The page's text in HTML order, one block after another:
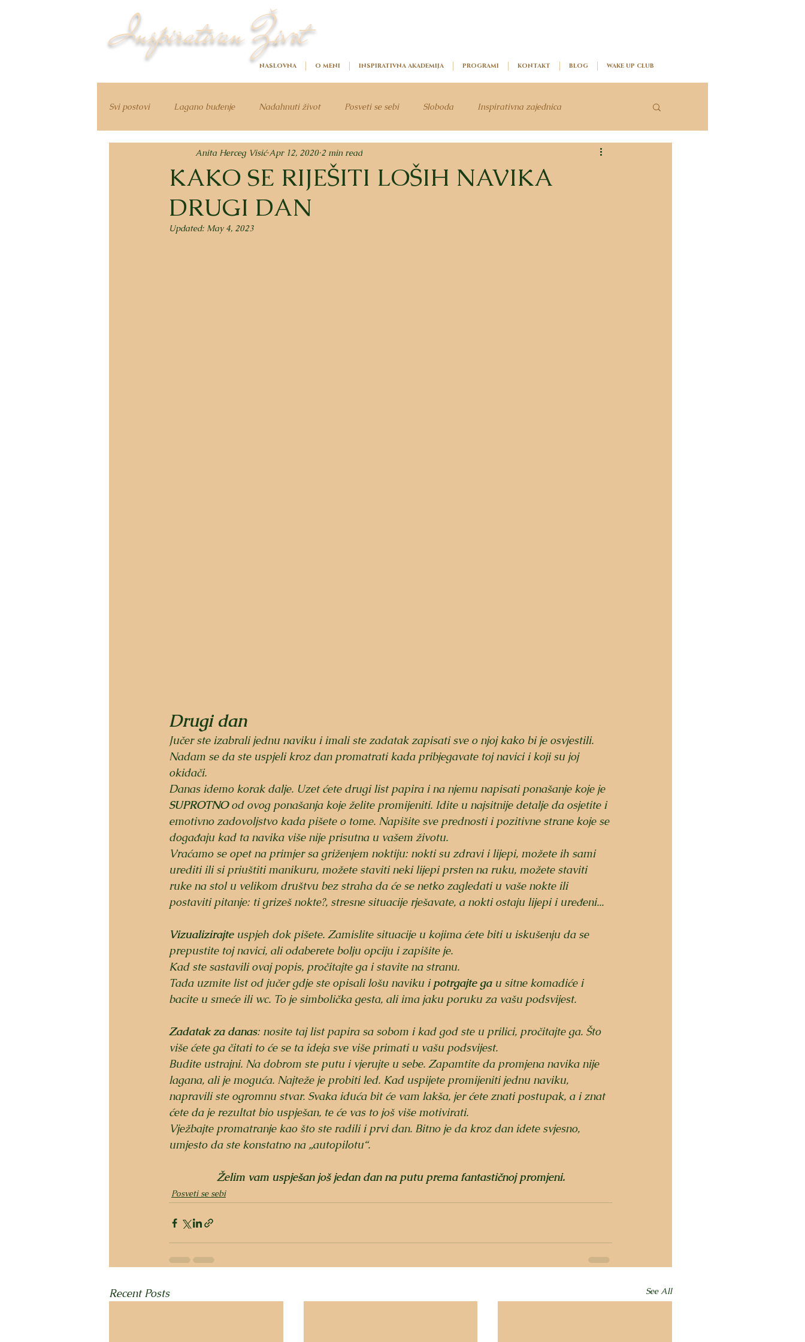
Inspirativan Život
NASLOVNA O MENI INSPIRATIVNA AKADEMIJA PROGRAMI KONTAKT BLOG WAKE UP CLUB
Svi postovi Lagano buđenje Nadahnuti život Posveti se sebi Sloboda Inspirativna zajednica
KAKO SE RIJEŠITI LOŠIH NAVIKA
DRUGI DAN
Anita Herceg Visić Apr 12, 2020 2 min read
Updated: May 4, 2023
Drugi dan
Jučer ste izabrali jednu naviku i imali ste zadatak zapisati sve o njoj kako bi je osvjestili.
Nadam se da ste uspjeli kroz dan promatrati kada pribjegavate toj navici i koji su joj
okidači.​
Danas idemo korak dalje. Uzet ćete drugi list papira i na njemu napisati ponašanje koje je
SUPROTNO od ovog ponašanja koje želite promijeniti. Idite u najsitnije detalje da osjetite i
emotivno zadovoljstvo kada pišete o tome. Napišite sve prednosti i pozitivne strane koje se
događaju kad ta navika više nije prisutna u vašem životu.​
Vraćamo se opet na primjer sa griženjem noktiju: nokti su zdravi i lijepi, možete ih sami
urediti ili si priuštiti manikuru, možete staviti neki lijepi prsten na ruku, možete staviti
ruke na stol u velikom društvu bez straha da će se netko zagledati u vaše nokte ili
postaviti pitanje: ti grizeš nokte?, stresne situacije rješavate, a nokti ostaju lijepi i uređeni...
Vizualizirajte uspjeh dok pišete. Zamislite situacije u kojima ćete biti u iskušenju da se
prepustite toj navici, ali odaberete bolju opciju i zapišite je.
Kad ste sastavili ovaj popis, pročitajte ga i stavite na stranu.
Tada uzmite list od jučer gdje ste opisali lošu naviku i potrgajte ga u sitne komadiće i
bacite u smeće ili wc. To je simbolička gesta, ali ima jaku poruku za vašu podsvijest.
Zadatak za danas: nosite taj list papira sa sobom i kad god ste u prilici, pročitajte ga. Što
više ćete ga čitati to će se ta ideja sve više primati u vašu podsvijest.
Budite ustrajni. Na dobrom ste putu i vjerujte u sebe. Zapamtite da promjena navika nije
lagana, ali je moguća. Najteže je probiti led. Kad uspijete promijeniti jednu naviku,
napravili ste ogromnu stvar. Svaka iduća bit će vam lakša, jer ćete znati postupak, a i znat
ćete da je rezultat bio uspješan, te će vas to još više motivirati.
Vježbajte promatranje kao što ste radili i prvi dan. Bitno je da kroz dan idete svjesno,
umjesto da ste konstatno na „autopilotu“.
Želim vam uspješan još jedan dan na putu prema fantastičnoj promjeni.
Posveti se sebi
Recent Posts See All